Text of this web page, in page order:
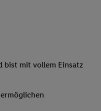
bist mit vollem Einsatz